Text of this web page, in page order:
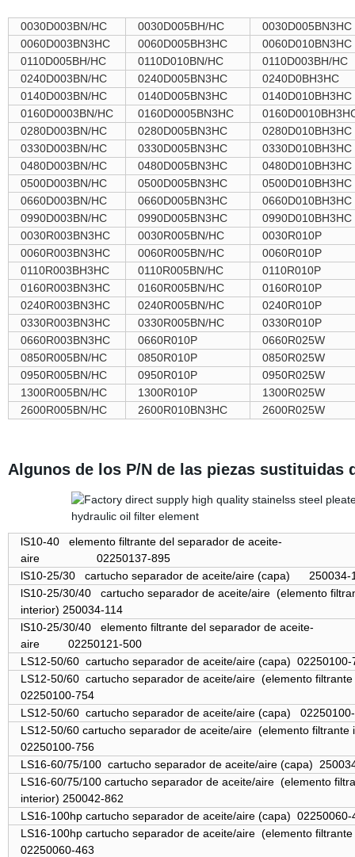
0030D003BN/HC 0030D005BH/HC
0030D005BN3HC
0060D003BN3HC
0060D005BH3HC
0060D010BN3HC
0110D005BH/HC
0110D010BN/HC
0110D003BH/HC
0240D003BN/HC
0240D005BN3HC
0240D0BH3HC
0140D003BN/HC
0140D005BN3HC
0140D010BH3HC
0160D0003BN/HC
0160D0005BN3HC
0280D003BN/HC
0280D005BN3HC
0280D010BH3HC
0330D003BN/HC
0330D005BN3HC
0330D010BH3HC
0480D003BN/HC
0480D005BN3HC
0480D010BH3HC
0500D003BN/HC
0500D005BN3HC
0500D010BH3HC
0660D003BN/HC
0660D005BN3HC
0660D010BH3HC
0990D003BN/HC
0990D005BN3HC
0990D010BH3HC
0030R003BN3HC
0030R005BN/HC
0030R010P
0060R003BN3HC
0060R005BN/HC
0060R010P
0110R003BH3HC
0110R005BN/HC
0110R010P
0160R003BN3HC
0160R005BN/HC
0160R010P
0240R003BN3HC
0240R005BN/HC
0240R010P
0330R003BN3HC
0330R005BN/HC
0330R010P
0660R003BN3HC
0660R010P
0660R025W
0850R005BN/HC
0850R010P
0850R025W
0950R005BN/HC
0950R010P
0950R025W
1300R005BN/HC
1300R010P
1300R025W
2600R005BN/HC
2600R010BN3HC 2600R025W
Algunos de los P/N de las piezas sustituidas
lS10-40 elemento filtrante del separador de aceite-
aire 02250137-895
lS10-25/30 cartucho separador de aceite/aire (capa)
lS10-25/30/40 cartucho separador de aceite/aire (elemento
interior) 250034-114
lS10-25/30/40 elemento filtrante del separador de aceite-
aire02250121-500
LS12-50/60 cartucho separador de aceite/aire (capa)
LS12-50/60 cartucho separador de aceite/aire (elemento
02250100-754
LS12-50/60 cartucho separador de aceite/aire (capa)
LS12-50/60 cartucho separador de aceite/aire (elemento filtrante
02250100-756
LS16-60/75/100 cartucho separador de aceite/aire (capa)
LS16-60/75/100 cartucho separador de aceite/aire (elemento
interior) 250042-862
LS16-100hp cartucho separador de aceite/aire (capa) 02250060-
LS16-100hp cartucho separador de aceite/aire (elemento
02250060-463